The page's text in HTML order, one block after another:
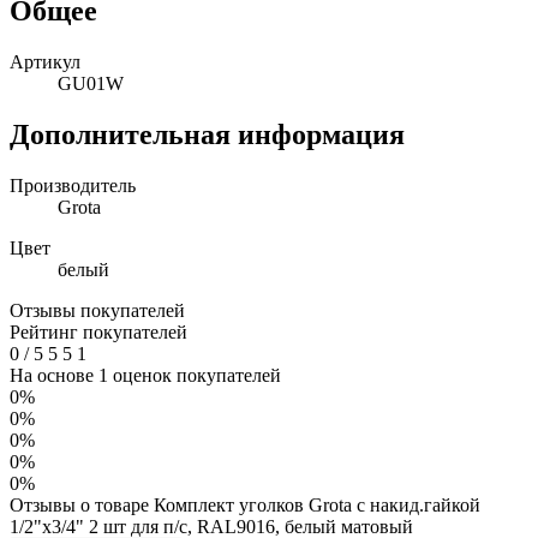
Общее
Артикул
GU01W
Дополнительная информация
Производитель
Grota
Цвет
белый
Отзывы покупателей
Рейтинг покупателей
0 /5 5 5 1
На основе 1 оценок покупателей
0%
0%
0%
0%
0%
Отзывы о товаре Комплект уголков Grota с накид.гайкой
1/2"х3/4" 2 шт для п/с, RAL9016, белый матовый